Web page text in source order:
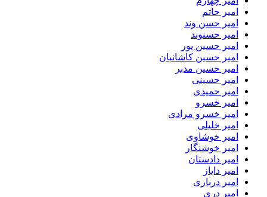
امیر حاتم
امیر حسن وند
امیر حسنوند
امیر حسین پور
امیر حسین کاشانیان
امیر حسین مدبر
امیر حسینی
امیر حمیدی
امیر خسرو
امیر خسرو مرادی
امیر خلیلی
امیر خوشاوی
امیر خوشنگار
امیر دادستان
امیر دایاز
امیر درباری
امیر دری